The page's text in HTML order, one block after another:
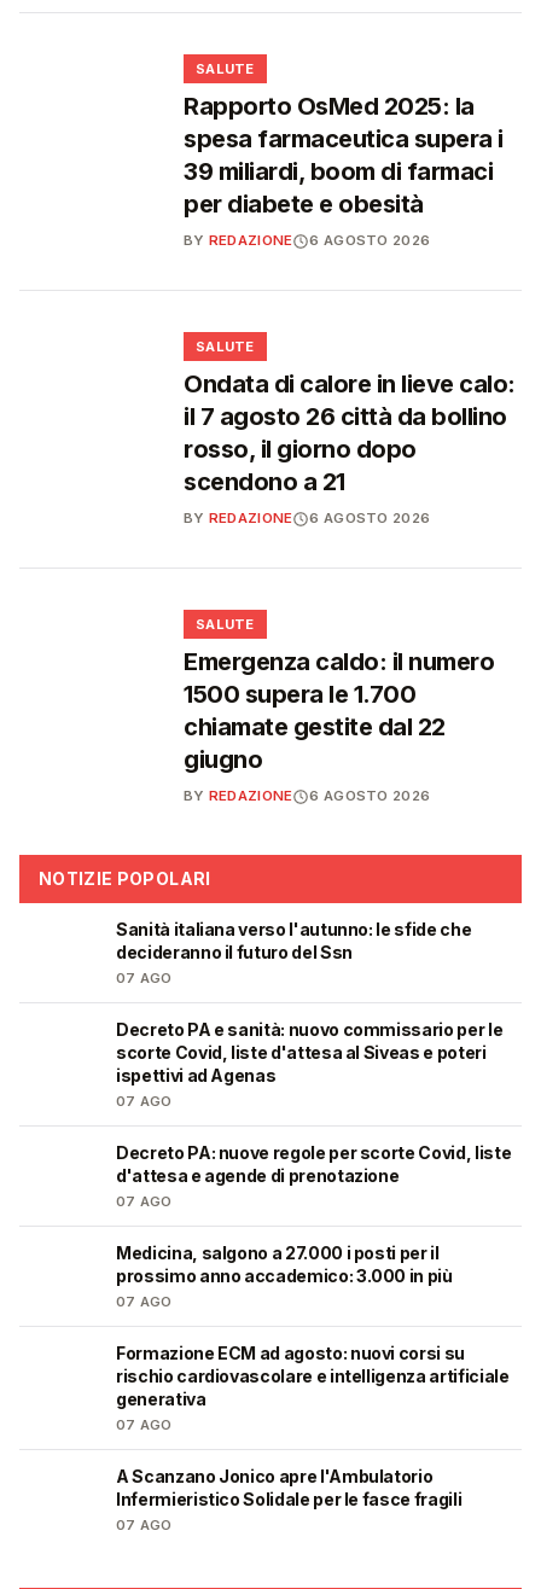
SALUTE
Rapporto OsMed 2025: la
spesa farmaceutica supera i
39 miliardi, boom di farmaci
per diabete e obesità
BY REDAZIONE 6 AGOSTO 2026
SALUTE
Ondata di calore in lieve calo:
il 7 agosto 26 città da bollino
rosso, il giorno dopo
scendono a 21
BY REDAZIONE 6 AGOSTO 2026
SALUTE
Emergenza caldo: il numero
1500 supera le 1.700
chiamate gestite dal 22
giugno
BY REDAZIONE 6 AGOSTO 2026
NOTIZIE POPOLARI
Sanità italiana verso l'autunno: le sfide che
decideranno il futuro del Ssn
07 AGO
Decreto PA e sanità: nuovo commissario per le
scorte Covid, liste d'attesa al Siveas e poteri
ispettivi ad Agenas
07 AGO
Decreto PA: nuove regole per scorte Covid, liste
d'attesa e agende di prenotazione
07 AGO
Medicina, salgono a 27.000 i posti per il
prossimo anno accademico: 3.000 in più
07 AGO
Formazione ECM ad agosto: nuovi corsi su
rischio cardiovascolare e intelligenza artificiale
generativa
07 AGO
A Scanzano Jonico apre l'Ambulatorio
Infermieristico Solidale per le fasce fragili
07 AGO